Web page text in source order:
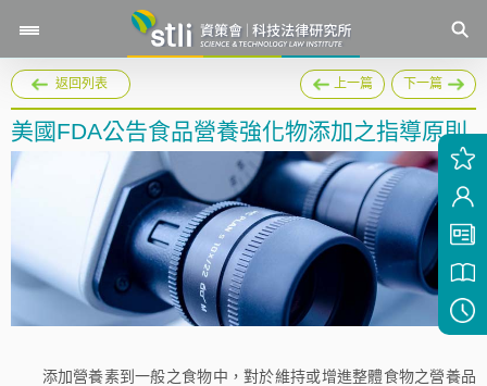
返回列表 上一篇 下一篇
美國FDA公告食品營養強化物添加之指導原則
添加營養素到一般之食物中，對於維持或增進整體食物之營養品